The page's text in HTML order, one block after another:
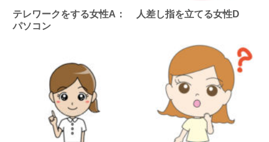
テレワークをする女性A：
パソコン
人差し指を立てる女性D